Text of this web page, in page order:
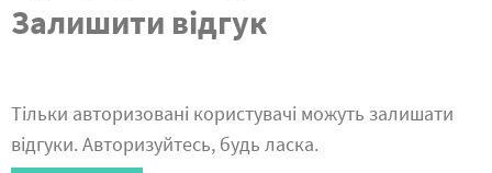
Залишити відгук
Тільки авторизовані користувачі можуть залишати
відгуки. Авторизуйтесь, будь ласка.